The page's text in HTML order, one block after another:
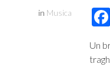
in Musica
Un